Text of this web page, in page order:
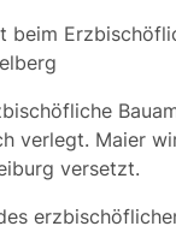
beim
verlegt. Maier
versetzt.